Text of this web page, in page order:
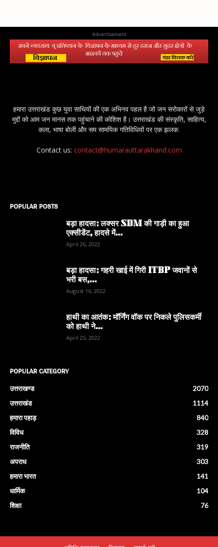
Advertisement
हमारा उत्तराखंड कुछ युवा साथियों की एक अभिनव पहल है जो जन सरोकारों से जुड़े
मुद्दों को आम जन मानस तक पहुंचाने की कोशिश है। उत्तराखंड की संस्कृति, साहित्य,
कला, भाषा बोली और सम सामयिक गतिविधियों पर एक झलक.
Contact us: contact@humarauttarakhand.com
POPULAR POSTS
बड़ा हादसा: लक्सर SDM की गाड़ी का हुआ
एक्सीडेंट, हादसे में...
April 26, 2022
बड़ा हादसा: गहरी खाई में गिरी ITBP जवानों से
भरी बस,...
August 16, 2022
हाथी का आतंक: मॉर्निंग वॉक पर निकले पुलिसकर्मी
को हाथी ने...
April 25, 2022
POPULAR CATEGORY
उत्तराखण्ड
2070
उत्तराखंड
1114
हमारा पहाड़
840
विविध
328
राजनीति
319
अपराध
303
हमारा भारत
141
धार्मिक
104
शिक्षा
76